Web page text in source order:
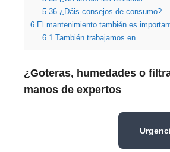
5.36¿Dáis consejos de consumo?
6 El mantenimiento también es
6.1 También trabajamos en
¿Goteras, humedades o
manos de expertos